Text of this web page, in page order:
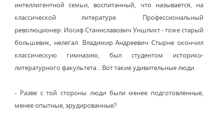
интеллигентной семьи, воспитанный, что называется, на
классической литературе. Профессиональный
революционер. Иосиф Станиславович Уншлихт - тоже старый
большевик, нелегал. Владимир Андреевич Стырне окончил
классическую гимназию, был студентом историко-
литературного факультета... Вот такие удивительные люди.
- Разве с той стороны люди были менее подготовленные,
менее опытные, эрудированные?